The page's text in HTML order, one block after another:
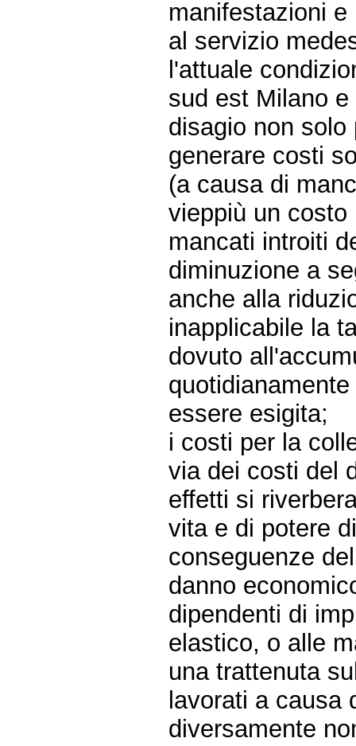
manifestazioni
al servizio
l'attuale
sud est Milano
disagio non
generare costi
(a causa di
vieppiù un
mancati introiti
diminuzione a
anche alla
inapplicabile la
dovuto
essere esigita;
i costi per la
via dei costi del
effetti si
vita e di potere
conseguenze
danno
dipendenti di
elastico, o alle
una trattenuta
lavorati a causa
diversamente